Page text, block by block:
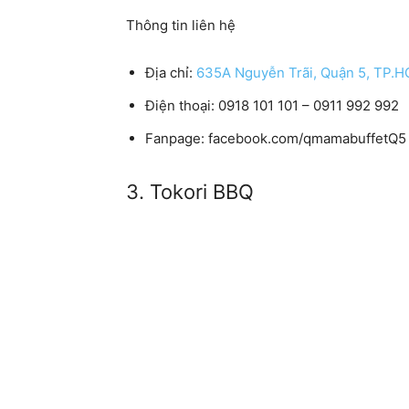
Thông tin liên hệ
Địa chỉ: 635A Nguyễn Trãi, Quận 5,
Điện thoại: 0918 101 101 – 0911 992 992
Fanpage: facebook.com/qmamabuffetQ5
3. Tokori BBQ